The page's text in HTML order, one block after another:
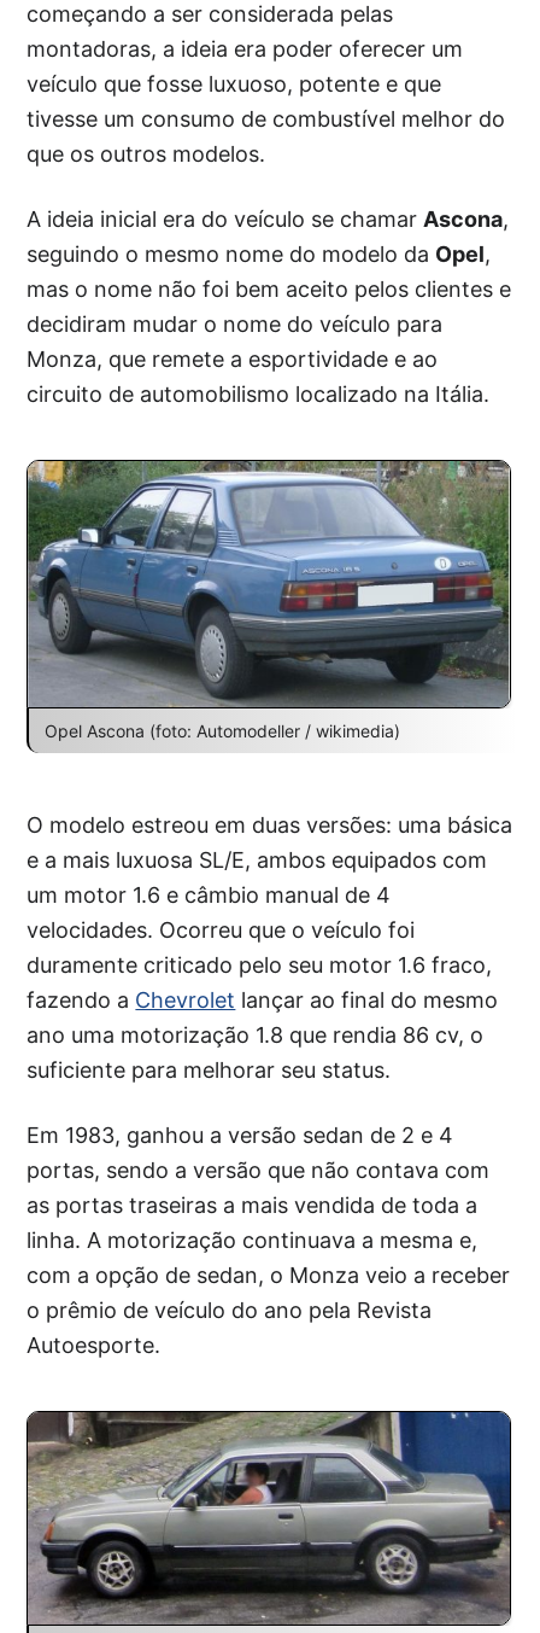
começando a ser considerada pelas
montadoras, a ideia era poder oferecer um
veículo que fosse luxuoso, potente e que
tivesse um consumo de combustível melhor do
que os outros modelos.
A ideia inicial era do veículo se chamar Ascona,
seguindo o mesmo nome do modelo da Opel,
mas o nome não foi bem aceito pelos clientes e
decidiram mudar o nome do veículo para
Monza, que remete a esportividade e ao
circuito de automobilismo localizado na Itália.
Opel Ascona (foto: Automodeller / wikimedia)
O modelo estreou em duas versões: uma básica
e a mais luxuosa SL/E, ambos equipados com
um motor 1.6 e câmbio manual de 4
velocidades. Ocorreu que o veículo foi
duramente criticado pelo seu motor 1.6 fraco,
fazendo a Chevrolet lançar ao final do mesmo
ano uma motorização 1.8 que rendia 86 cv, o
suficiente para melhorar seu status.
Em 1983, ganhou a versão sedan de 2 e 4
portas, sendo a versão que não contava com
as portas traseiras a mais vendida de toda a
linha. A motorização continuava a mesma e,
com a opção de sedan, o Monza veio a receber
o prêmio de veículo do ano pela Revista
Autoesporte.